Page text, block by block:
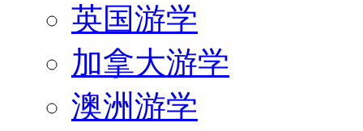
英国游学
加拿大游学
澳洲游学